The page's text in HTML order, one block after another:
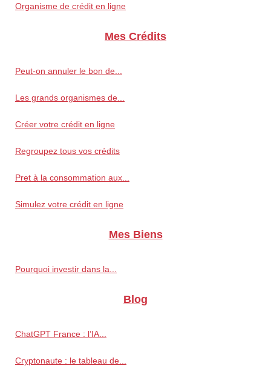
Organisme de crédit en ligne
Mes Crédits
Peut-on annuler le bon de...
Les grands organismes de...
Créer votre crédit en ligne
Regroupez tous vos crédits
Pret à la consommation aux...
Simulez votre crédit en ligne
Mes Biens
Pourquoi investir dans la...
Blog
ChatGPT France : l’IA...
Cryptonaute : le tableau de...